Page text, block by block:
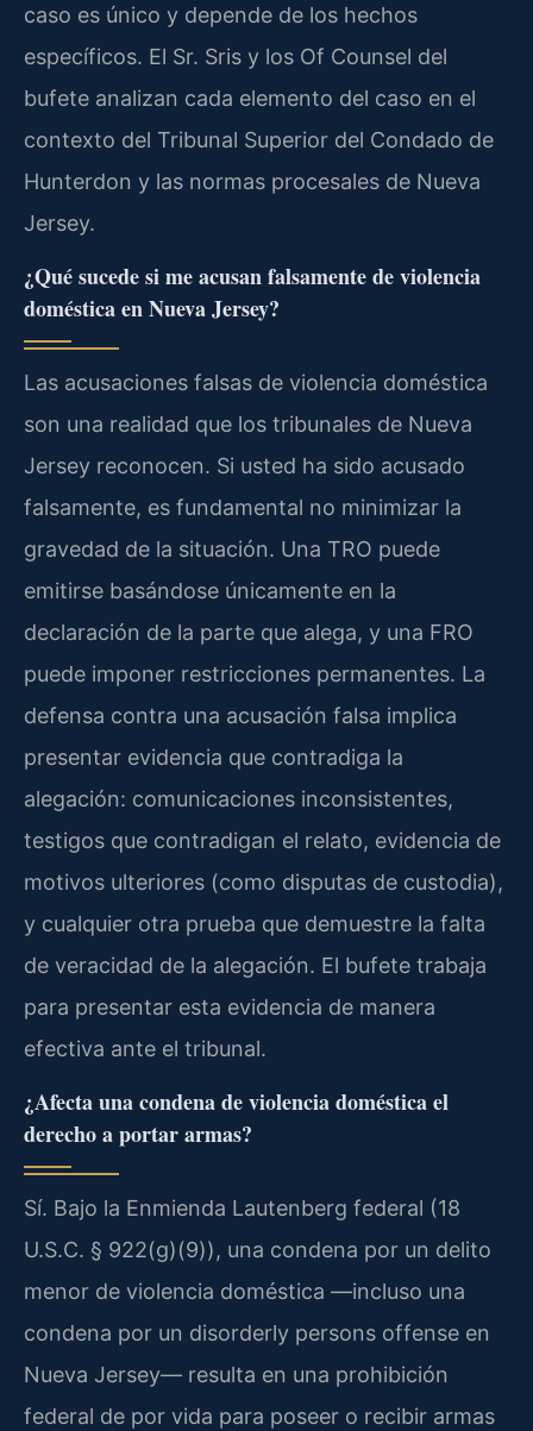
caso es único y depende de los hechos
específicos. El Sr. Sris y los Of Counsel del
bufete analizan cada elemento del caso en el
contexto del Tribunal Superior del Condado de
Hunterdon y las normas procesales de Nueva
Jersey.
¿Qué sucede si me acusan falsamente de violencia
doméstica en Nueva Jersey?
Las acusaciones falsas de violencia doméstica
son una realidad que los tribunales de Nueva
Jersey reconocen. Si usted ha sido acusado
falsamente, es fundamental no minimizar la
gravedad de la situación. Una TRO puede
emitirse basándose únicamente en la
declaración de la parte que alega, y una FRO
puede imponer restricciones permanentes. La
defensa contra una acusación falsa implica
presentar evidencia que contradiga la
alegación: comunicaciones inconsistentes,
testigos que contradigan el relato, evidencia de
motivos ulteriores (como disputas de custodia),
y cualquier otra prueba que demuestre la falta
de veracidad de la alegación. El bufete trabaja
para presentar esta evidencia de manera
efectiva ante el tribunal.
¿Afecta una condena de violencia doméstica el
derecho a portar armas?
Sí. Bajo la Enmienda Lautenberg federal (18
U.S.C. § 922(g)(9)), una condena por un delito
menor de violencia doméstica —incluso una
condena por un disorderly persons offense en
Nueva Jersey— resulta en una prohibición
federal de por vida para poseer o recibir armas